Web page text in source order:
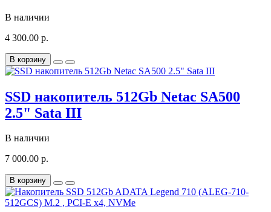
В наличии
4 300.00 р.
В корзину
SSD накопитель 512Gb Netac SA500
2.5" Sata III
В наличии
7 000.00 р.
В корзину